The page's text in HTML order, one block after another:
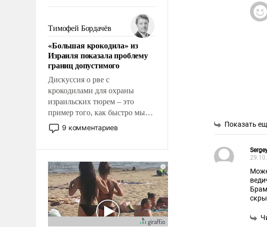
налогоплательщиков и где
Еревану за свои поступки не
нужно отвечать.
Тимофей Бордачёв
«Большая крокодила» из
Израиля показала проблему
границ допустимого
Дискуссия о рве с
крокодилами для охраны
израильских тюрем – это
пример того, как быстро мы
двигаемся по пути
революционных изменений.
псевдонаучной фантастики,
стало всерьез обсуждаемой
идеей.
9 комментариев Показать
скрыты